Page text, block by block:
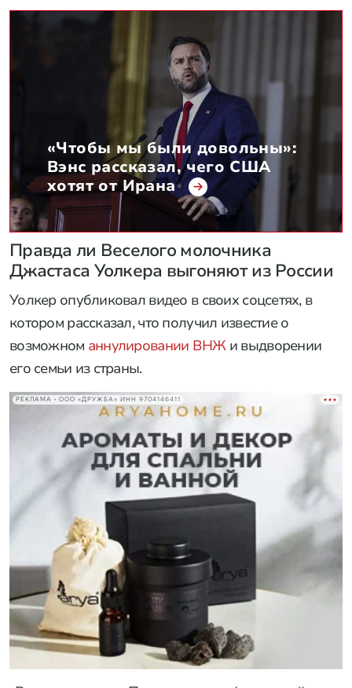
«Чтобы мы были довольны»:
Вэнс рассказал, чего США
хотят от Ирана
Правда ли Веселого молочника
Джастаса Уолкера выгоняют из России
Уолкер опубликовал видео в своих соцсетях, в
котором рассказал, что получил известие о
возможном аннулировании ВНЖи выдворении
его семьи из страны.
РЕКЛАМА • ООО «ДРУЖБА» ИНН 9704146411